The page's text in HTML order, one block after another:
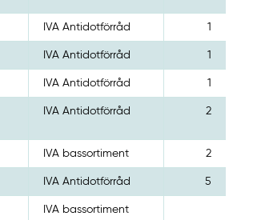
IVA Antidotförråd 1
IVA Antidotförråd 1
IVA Antidotförråd 1
IVA Antidotförråd 2
IVA bassortiment 2
IVA Antidotförråd 5
IVA bassortiment